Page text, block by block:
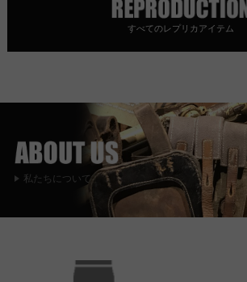
すべてのレプリカアイテム
私たちについて